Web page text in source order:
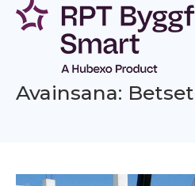
Siirry
sisältöön
Avainsana: